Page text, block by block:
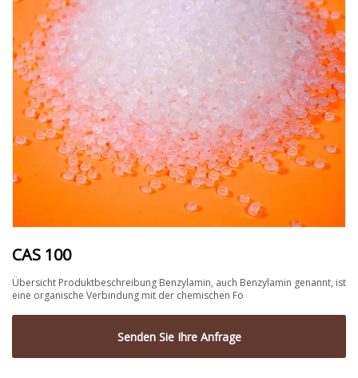
CAS 100
Übersicht Produktbeschreibung Benzylamin, auch Benzylamin genannt, ist
eine organische Verbindung mit der chemischen Fo
Senden Sie Ihre Anfrage